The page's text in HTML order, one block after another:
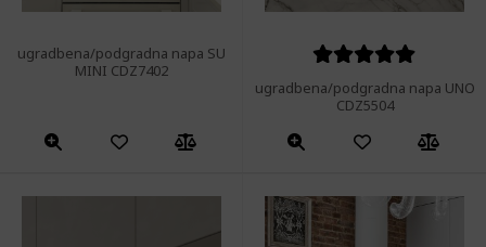
ugradbena/podgradna napa SU
MINI CDZ7402
Ocijenjeno
5.00od 5
ugradbena/podgradna napa UNO
CDZ5504